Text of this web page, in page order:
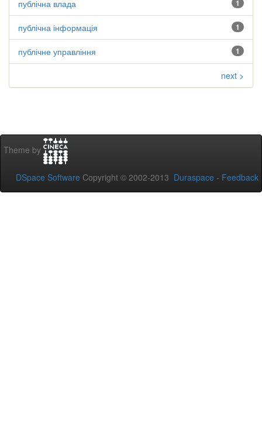
1
публічна влада
1
публічна інформація
1
публічне управління
next >
Theme by
DSpace Software Copyright © 2002-2013 Duraspace - Feedback